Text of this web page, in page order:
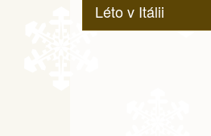
Léto v Itálii